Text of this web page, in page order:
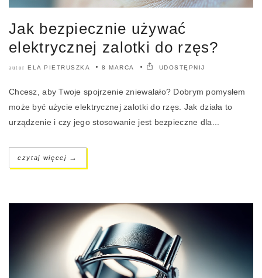
Jak bezpiecznie używać
elektrycznej zalotki do rzęs?
autor ELA PIETRUSZKA 8 MARCA UDOSTĘPNIJ
Chcesz, aby Twoje spojrzenie zniewalało? Dobrym pomysłem
może być użycie elektrycznej zalotki do rzęs. Jak działa to
urządzenie i czy jego stosowanie jest bezpieczne dla...
czytaj więcej →